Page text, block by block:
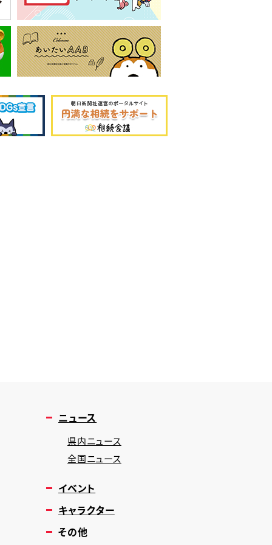
ニュース
県内ニュース
全国ニュース
イベント
キャラクター
その他